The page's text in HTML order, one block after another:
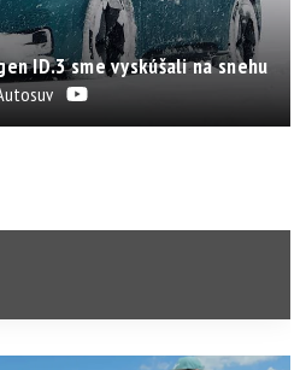
ID.3 sme vyskúšali na snehu